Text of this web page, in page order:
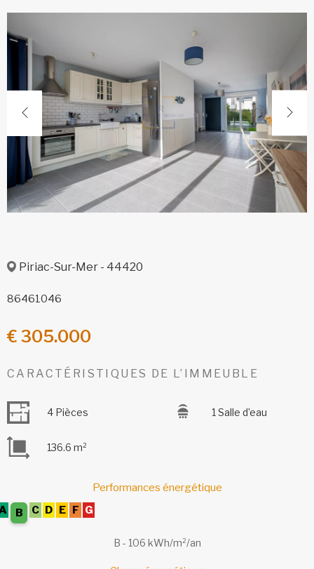
Piriac-Sur-Mer - 44420
86461046
€ 305.000
CARACTÉRISTIQUES DE L’IMMEUBLE
4 Pièces 1 Salle d’eau
136.6 m²
Performances énergétique
B C D E F G
B - 106 kWh/m²/an